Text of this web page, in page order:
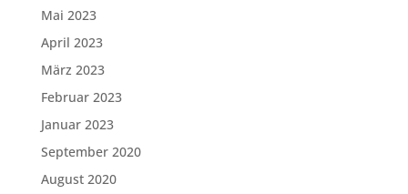
Mai 2023
April 2023
März 2023
Februar 2023
Januar 2023
September 2020
August 2020